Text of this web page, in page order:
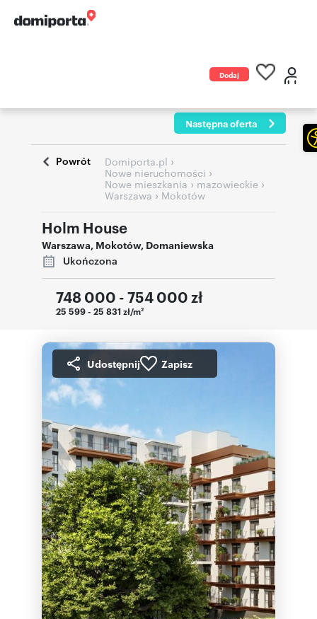
Dodaj
Następna oferta
Powrót Domiporta.pl ›
Nowe nieruchomości ›
Nowe mieszkania › mazowieckie ›
Warszawa › Mokotów
Holm House
Warszawa, Mokotów, Domaniewska
Ukończona
748 000 - 754 000 zł
25 599 - 25 831 zł/m2
Udostępnij Zapisz